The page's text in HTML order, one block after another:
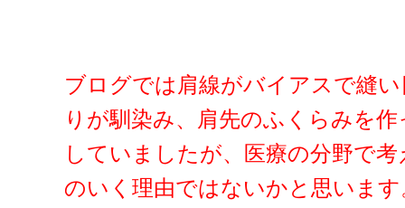
ブログでは肩線がバイアスで縫
りが馴染み、肩先のふくらみを
していましたが、医療の分野で
のいく理由ではないかと思いま